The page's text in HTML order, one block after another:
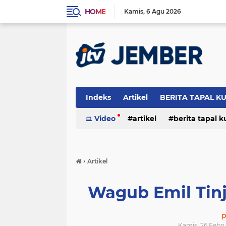
HOME Kamis 6 Agu 2026
Indeks Artikel BERITA TAPAL
PERISTIWA
Video artikel berita tapal
› Artikel
Wagub Emil